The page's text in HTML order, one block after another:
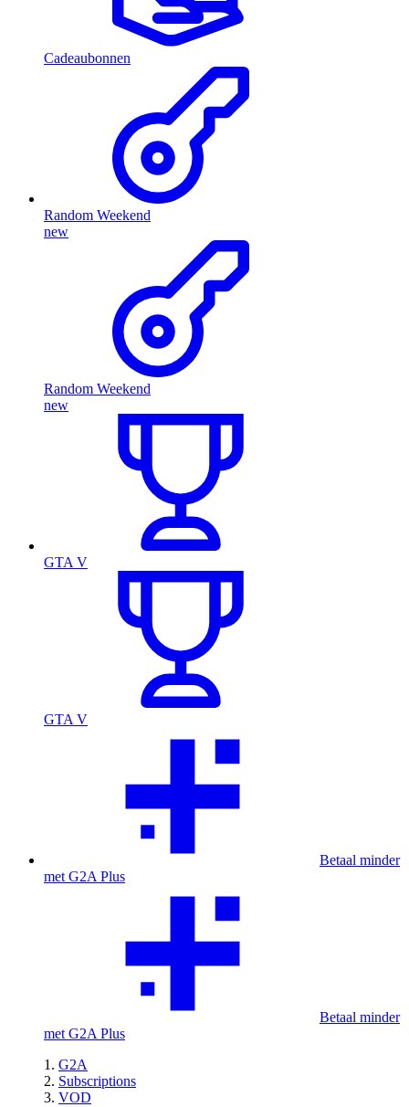
Cadeaubonnen
Random Weekend
new
Random Weekend
new
GTA V
GTA V
Betaal minder
met G2A Plus
Betaal minder
met G2A Plus
G2A
Subscriptions
VOD